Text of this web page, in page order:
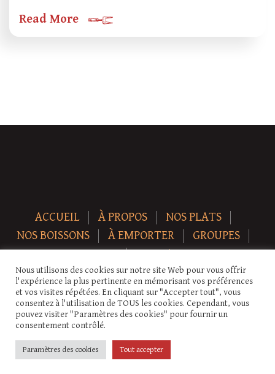
Read More
ACCUEIL À PROPOS
NOS PLATS
NOS BOISSONS
À EMPORTER
GROUPES
NEWS
CONTACT
Copyright © 2026 Auberge-ecurie. Tous droits réservés.
Nous utilisons des cookies sur notre site Web pour vous offrir
l'expérience la plus pertinente en mémorisant vos préférences
et vos visites répétées. En cliquant sur "Accepter tout", vous
consentez à l'utilisation de TOUS les cookies. Cependant, vous
pouvez visiter "Paramètres des cookies" pour fournir un
consentement contrôlé.
Paramètres des cookies Tout accepter